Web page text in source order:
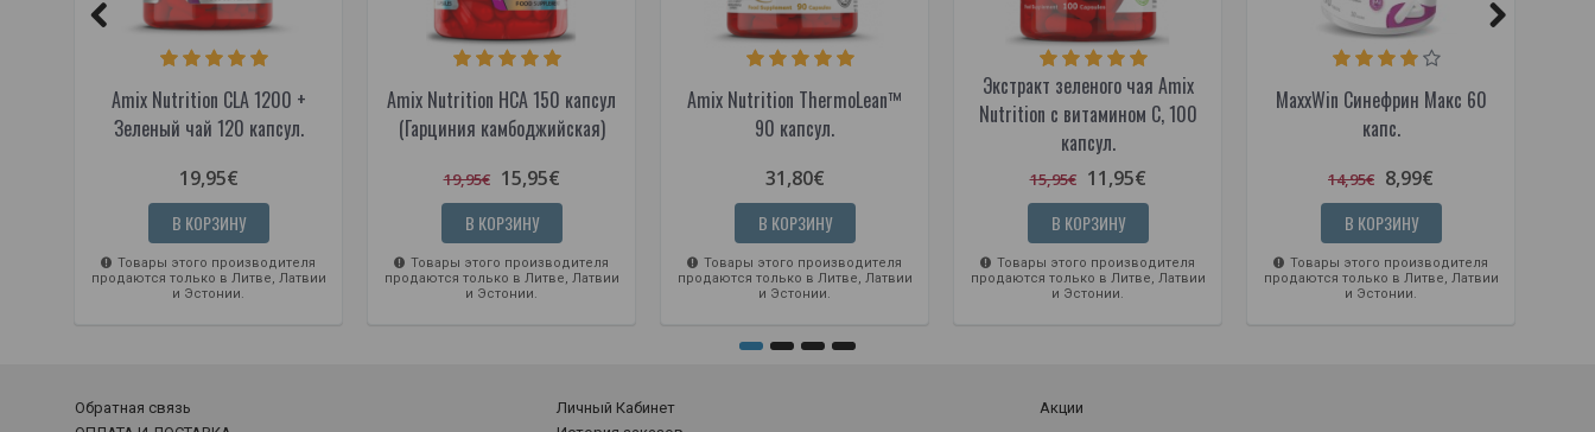
Amix Nutrition CLA 1200 +
Зеленый чай 120 капсул.
19,95€
В КОРЗИНУ
Товары этого производителя
продаются только в Литве, Латвии
и Эстонии.
Amix Nutrition HCA 150 капсул
(Гарциния камбоджийская)
19,95€ 15,95€
В КОРЗИНУ
Товары этого производителя
продаются только в Литве, Латвии
и Эстонии.
Amix Nutrition ThermoLean™
90 капсул.
31,80€
В КОРЗИНУ
Товары этого производителя
продаются только в Литве, Латвии
и Эстонии.
Экстракт зеленого чая Amix
Nutrition с витамином С, 100
капсул.
15,95€ 11,95€
В КОРЗИНУ
Товары этого производителя
продаются только в Литве, Латвии
и Эстонии.
MaxxWin Синефрин Макс 60
капс.
14,95€ 8,99€
В КОРЗИНУ
Товары этого производителя
продаются только в Литве, Латвии
и Эстонии.
Обратная связь
Личный Кабинет
Акции